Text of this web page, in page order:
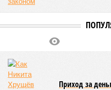
Приход за